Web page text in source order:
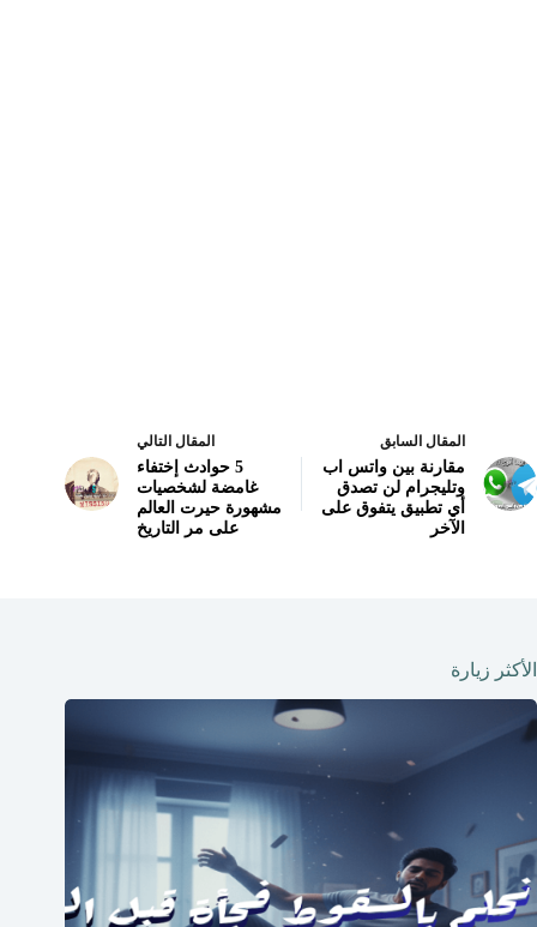
المقال السابق
مقارنة بين واتس اب
وتليجرام لن تصدق
أي تطبيق يتفوق على
الآخر
المقال التالي
5 حوادث إختفاء
غامضة لشخصيات
مشهورة حيرت العالم
على مر التاريخ
الأكثر زيارة